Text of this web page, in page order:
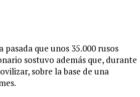
que unos 35.000 rusos
sostuvo además que, durante
sobre la base de una